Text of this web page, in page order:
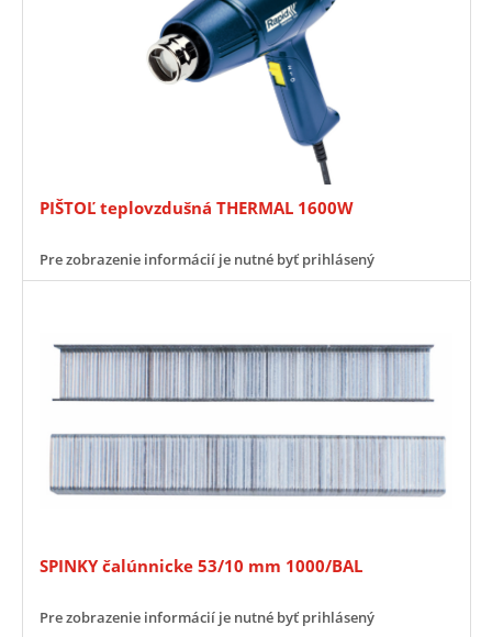
PIŠTOĽ teplovzdušná THERMAL 1600W
Pre zobrazenie informácií je nutné byť prihlásený
SPINKY čalúnnicke 53/10 mm 1000/BAL
Pre zobrazenie informácií je nutné byť prihlásený